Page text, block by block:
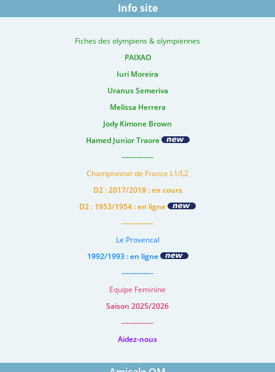
Info site
Fiches des olympiens & olympiennes
PAIXAO
Iuri Moreira
Uranus Semeriva
Melissa Herrera
Jody Kimone Brown
Hamed Junior Traore
-------------
Championnat de France L1/L2
D2 : 2017/2018 : en cours
D2 : 1953/1954 : en ligne
-------------
Le Provencal
1992/1993 : en ligne
-------------
Equipe Feminine
Saison 2025/2026
-------------
Aidez-nous